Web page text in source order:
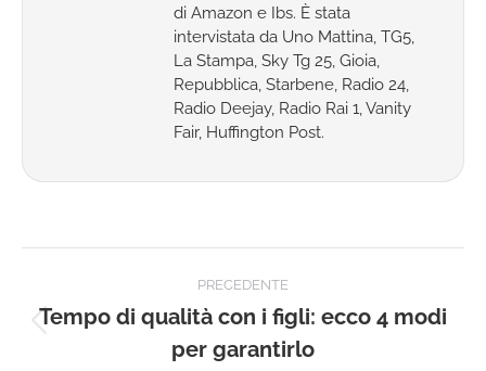
di Amazon e Ibs. È stata
intervistata da Uno Mattina, TG5,
La Stampa, Sky Tg 25, Gioia,
Repubblica, Starbene, Radio 24,
Radio Deejay, Radio Rai 1, Vanity
Fair, Huffington Post.
tra
PRECEDENTE
precedente:
Tempo di qualità con i figli: ecco 4 modi
per garantirlo